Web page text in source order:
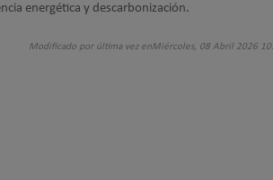
energética y descarbonización.
Modificado por última vez enMiércoles, 08 Abril 2026